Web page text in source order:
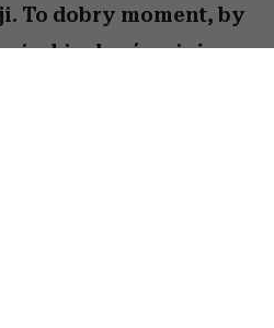
To dobry moment, by
ale również